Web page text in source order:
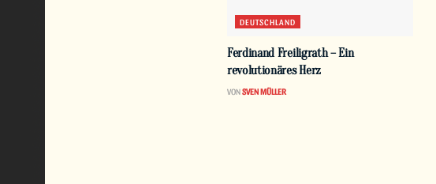
DEUTSCHLAND
Ferdinand Freiligrath – Ein
revolutionäres Herz
VONSVEN MÜLLER